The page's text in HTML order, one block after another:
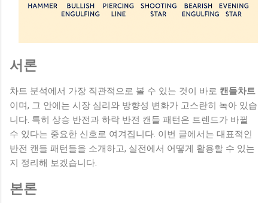
서론
차트 분석에서 가장 직관적으로 볼 수 있는 것이 바로 캔들차트
이며, 그 안에는 시장 심리와 방향성 변화가 고스란히 녹아 있습
니다. 특히 상승 반전과 하락 반전 캔들 패턴은 트렌드가 바뀔
수 있다는 중요한 신호로 여겨집니다. 이번 글에서는 대표적인
반전 캔들 패턴들을 소개하고, 실전에서 어떻게 활용할 수 있는
지 정리해 보겠습니다.
본론